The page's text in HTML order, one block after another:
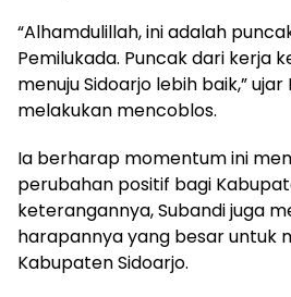
“Alhamdulillah, ini adalah
Pemilukada. Puncak dari kerja
menuju Sidoarjo lebih baik,” ujar
melakukan mencoblos.
Ia berharap momentum ini
perubahan positif bagi
keterangannya, Subandi juga
harapannya yang besar untuk
Kabupaten Sidoarjo.